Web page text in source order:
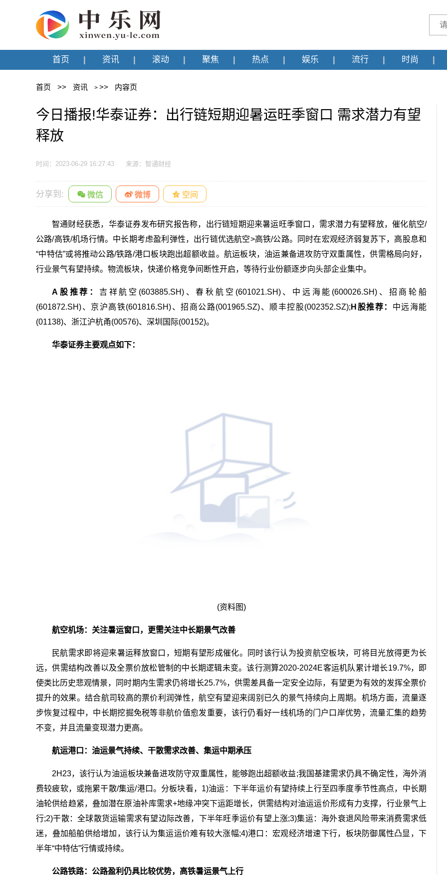
首页 资讯 滚动 聚焦 热点 娱乐 流行 时尚
首页 >> 资讯 > >> 内容页
今日播报!华泰证券：出行链短期迎暑运旺季窗口 需求潜力有望
释放
时间：2023-06-29 16:27:43 来源：智通财经
分享到:
智通财经获悉，华泰证券发布研究报告称，出行链短期迎来暑运旺季窗口，需求潜力有望释放，催化航空/
公路/高铁/机场行情。中长期考虑盈利弹性，出行链优选航空>高铁/公路。同时在宏观经济弱复苏下，高股息和
“中特估”或将推动公路/铁路/港口板块跑出超额收益。航运板块，油运兼备进攻防守双重属性，供需格局向好，
行业景气有望持续。物流板块，快递价格竞争间断性开启，等待行业份额逐步向头部企业集中。
A股推荐： 吉祥航空(603885.SH)、春秋航空(601021.SH)、中远海能(600026.SH)、招商轮船
(601872.SH)、京沪高铁(601816.SH)、招商公路(001965.SZ)、顺丰控股(002352.SZ); H股推荐： 中远海能
(01138)、浙江沪杭甬(00576)、深圳国际(00152)。
华泰证券主要观点如下：
(资料图)
航空机场：关注暑运窗口，更需关注中长期景气改善
民航需求即将迎来暑运释放窗口，短期有望形成催化。同时该行认为投资航空板块，可将目光放得更为长
远，供需结构改善以及全票价放松管制的中长期逻辑未变。该行测算2020-2024E客运机队累计增长19.7%，即
使类比历史悲观情景，同时期内生需求仍将增长25.7%，供需差具备一定安全边际，有望更为有效的发挥全票价
提升的效果。结合航司较高的票价利润弹性，航空有望迎来阔别已久的景气持续向上周期。机场方面，流量逐
步恢复过程中，中长期挖掘免税等非航价值愈发重要，该行仍看好一线机场的门户口岸优势，流量汇集的趋势
不变，并且流量变现潜力更高。
航运港口：油运景气持续、干散需求改善、集运中期承压
2H23，该行认为油运板块兼备进攻防守双重属性，能够跑出超额收益;我国基建需求仍具不确定性，海外消
费较疲软，或拖累干散/集运/港口。分板块看，1)油运：下半年运价有望持续上行至四季度季节性高点，中长期
油轮供给趋紧，叠加潜在原油补库需求+地缘冲突下运距增长，供需结构对油运运价形成有力支撑，行业景气上
行;2)干散：全球散货运输需求有望边际改善，下半年旺季运价有望上涨;3)集运：海外衰退风险带来消费需求低
迷，叠加船舶供给增加，该行认为集运运价难有较大涨幅;4)港口：宏观经济增速下行，板块防御属性凸显，下
半年“中特估”行情或持续。
公路铁路：公路盈利仍具比较优势，高铁暑运景气上行